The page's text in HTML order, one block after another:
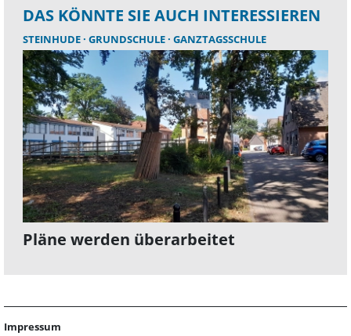
DAS KÖNNTE SIE AUCH INTERESSIEREN
STEINHUDE GRUNDSCHULE GANZTAGSSCHULE
Pläne werden überarbeitet
Impressum